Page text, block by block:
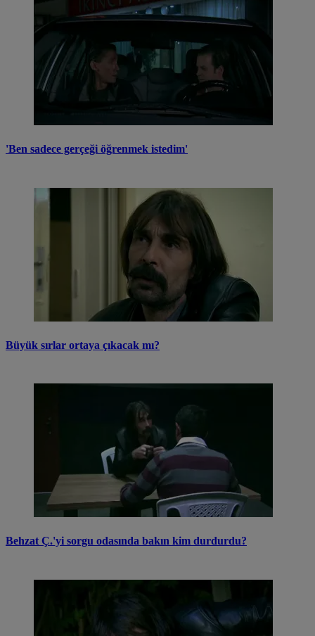
'Ben sadece gerçeği öğrenmek istedim'
Büyük sırlar ortaya çıkacak mı?
Behzat Ç.'yi sorgu odasında bakın kim durdurdu?